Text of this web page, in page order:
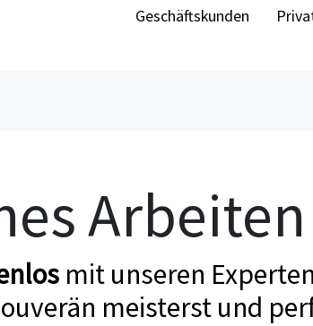
Geschäftskunden
mit unseren
meisterst und